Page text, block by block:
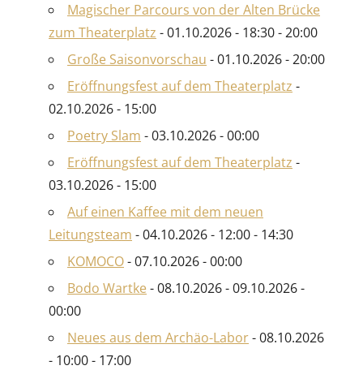
Magischer Parcours von der Alten Brücke
zum Theaterplatz - 01.10.2026 - 18:30 - 20:00
Große Saisonvorschau - 01.10.2026 - 20:00
Eröffnungsfest auf dem Theaterplatz -
02.10.2026 - 15:00
Poetry Slam - 03.10.2026 - 00:00
Eröffnungsfest auf dem Theaterplatz -
03.10.2026 - 15:00
Auf einen Kaffee mit dem neuen
Leitungsteam - 04.10.2026 - 12:00 - 14:30
KOMOCO- 07.10.2026 - 00:00
Bodo Wartke- 08.10.2026 - 09.10.2026 -
00:00
Neues aus dem Archäo-Labor- 08.10.2026
- 10:00 - 17:00